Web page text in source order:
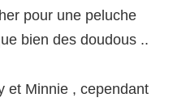
pour une peluche
bien des doudous ..
et Minnie , cependant